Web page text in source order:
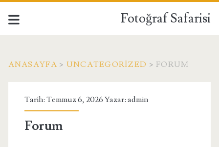
Fotoğraf Safarisi
ANASAYFA > UNCATEGORIZED >FORUM
Tarih: Temmuz 6, 2026 Yazar: admin
Forum